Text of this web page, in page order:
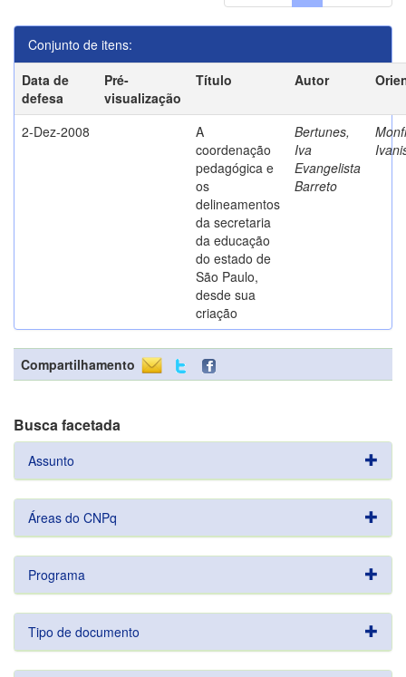
Conjunto de itens:
Data de
defesa
Pré-
visualização
Título Autor
2-Dez-2008
A
coordenação
pedagógica e
os
delineamentos
da secretaria
da educação
do estado de
São Paulo,
desde sua
criação
Bertunes,
Iva
Evangelista
Barreto
Compartilhamento
Busca facetada
Assunto
Áreas do CNPq
Programa
Tipo de documento